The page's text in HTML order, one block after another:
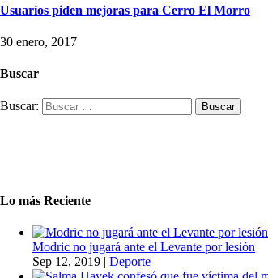
Usuarios piden mejoras para Cerro El Morro
30 enero, 2017
Buscar
Buscar:
Lo más Reciente
Modric no jugará ante el Levante por lesión
Sep 12, 2019 | Deporte